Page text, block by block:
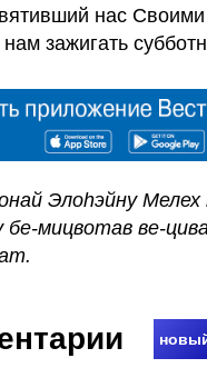
нас
зажигать
Элоhэйну Мелех
мицвотав ве-